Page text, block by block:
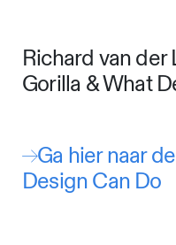
Richard van der
Gorilla & What
Ga hier naar
Design Can Do